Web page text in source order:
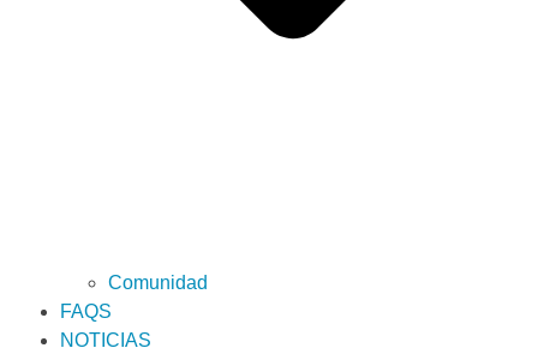
Comunidad
FAQS
NOTICIAS